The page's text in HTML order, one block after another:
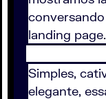
landing page.
Simples,
elegante,